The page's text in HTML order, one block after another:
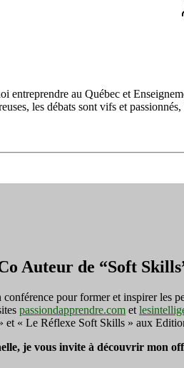
entreprendre au Québec et
les débats sont vifs et
Auteur de “Soft
pour former et inspirer les
passiondapprendre.com et
et « Le Réflexe Soft Skills » aux
je vous invite à découvrir mon